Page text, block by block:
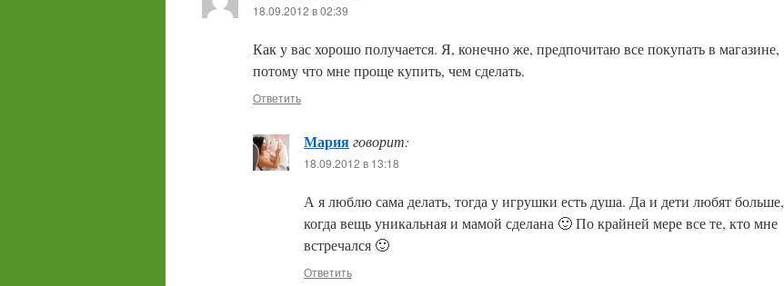
18.09.2012 в 02:39
Как у вас хорошо получается. Я, конечно же, предпочитаю все покупать в магазине,
потому что мне проще купить, чем сделать.
Ответить
Марияговорит:
18.09.2012 в 13:18
А я люблю сама делать, тогда у игрушки есть душа. Да и дети любят больше,
когда вещь уникальная и мамой сделана 🙂 По крайней мере все те, кто мне
встречался 🙂
Ответить